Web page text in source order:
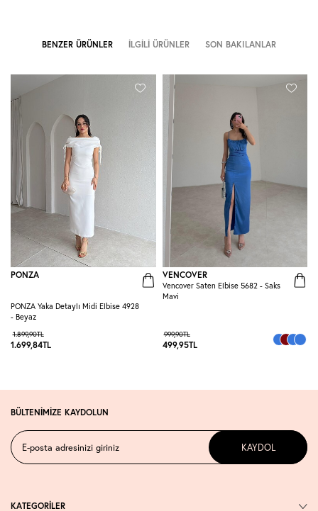
BENZER ÜRÜNLER İLGILI ÜRÜNLER SON BAKILANLAR
PONZA
PONZA Yaka Detaylı Midi Elbise 4928
- Beyaz
1.899,90TL
1.699,84TL
VENCOVER
Vencover Saten Elbise 5682 - Saks
Mavi
999,90TL
499,95TL
BÜLTENİMİZE KAYDOLUN
KAYDOL
KATEGORİLER